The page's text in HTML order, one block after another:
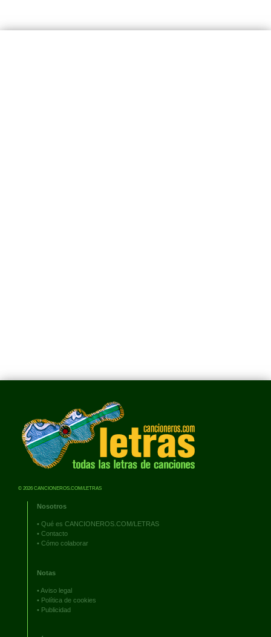
© 2026 CANCIONEROS.COM/LETRAS
Nosotros
• Qué es CANCIONEROS.COM/LETRAS
• Contacto
• Cómo colaborar
Notas
•Aviso legal
• Política de cookies
• Publicidad